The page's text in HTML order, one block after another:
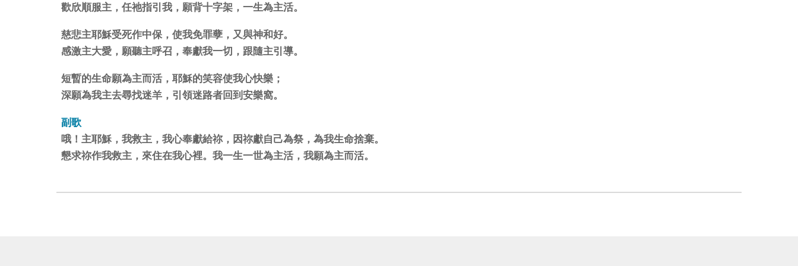
歡欣順服主，任祂指引我，願背十字架，一生為主活。
慈悲主耶穌受死作中保，使我免罪孽，又與神和好。
感激主大愛，願聽主呼召，奉獻我一切，跟隨主引導。
短暫的生命願為主而活，耶穌的笑容使我心快樂；
深願為我主去尋找迷羊，引領迷路者回到安樂窩。
副歌
哦！主耶穌，我救主，我心奉獻給祢，因祢獻自己為祭，為我生命捨棄。
懇求祢作我救主，來住在我心裡。我一生一世為主活，我願為主而活。